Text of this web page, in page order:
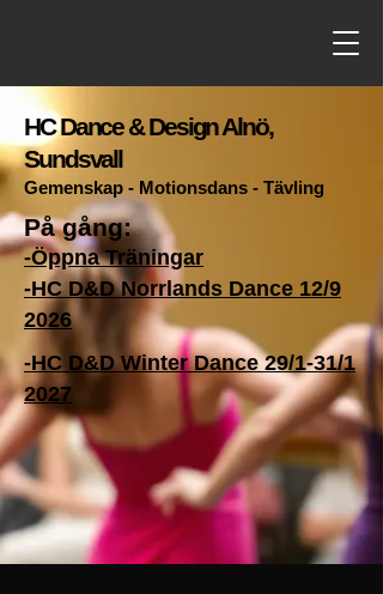
HC Dance & Design Alnö,
Sundsvall
Gemenskap - Motionsdans - Tävling
På gång:
-Öppna Träningar
-HC D&D Norrlands Dance 12/9
2026
-HC D&D Winter Dance 29/1-31/1
2027